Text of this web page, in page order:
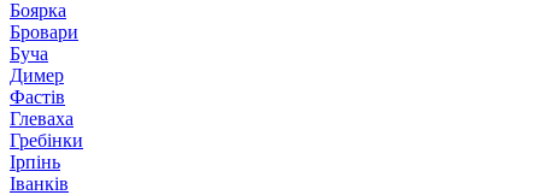
Боярка
Бровари
Буча
Димер
Фастів
Глеваха
Гребінки
Ірпінь
Іванків